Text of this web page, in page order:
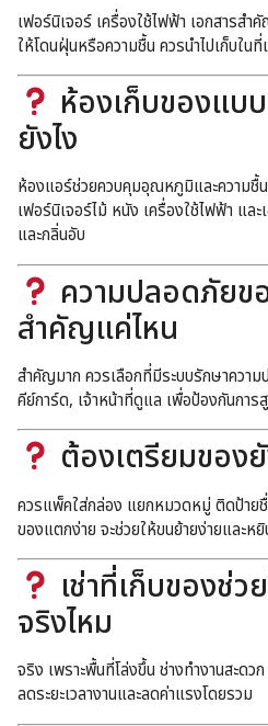
เฟอร์นิเจอร์ เครื่องใช้ไฟฟ้า เอกสารส
ให้โดนฝุ่นหรือความชื้น ควรนำไปเก็บใน
ห้องเก็บของแบ
ยังไง
ห้องแอร์ช่วยควบคุมอุณหภูมิและความชื้น
เฟอร์นิเจอร์ไม้ หนัง เครื่องใช้ไฟฟ้า แล
และกลิ่นอับ
ความปลอดภัยข
สำคัญแค่ไหน
สำคัญมาก ควรเลือกที่มีระบบรักษาควา
คีย์การ์ด, เจ้าหน้าที่ดูแล เพื่อป้องกันกา
ต้องเตรียมของ
ควรแพ็คใส่กล่อง แยกหมวดหมู่ ติดป้าย
ของแตกง่าย จะช่วยให้ขนย้ายง่ายและห
เช่าที่เก็บของช่ว
จริงไหม
จริง เพราะพื้นที่โล่งขึ้น ช่างทำงานสะดว
ลดระยะเวลางานและลดค่าแรงโดยรวม